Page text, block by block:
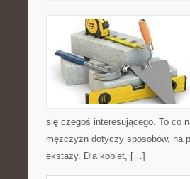
się czegoś interesującego. To co
mężczyzn dotyczy sposobów, na
ekstazy. Dla kobiet, […]